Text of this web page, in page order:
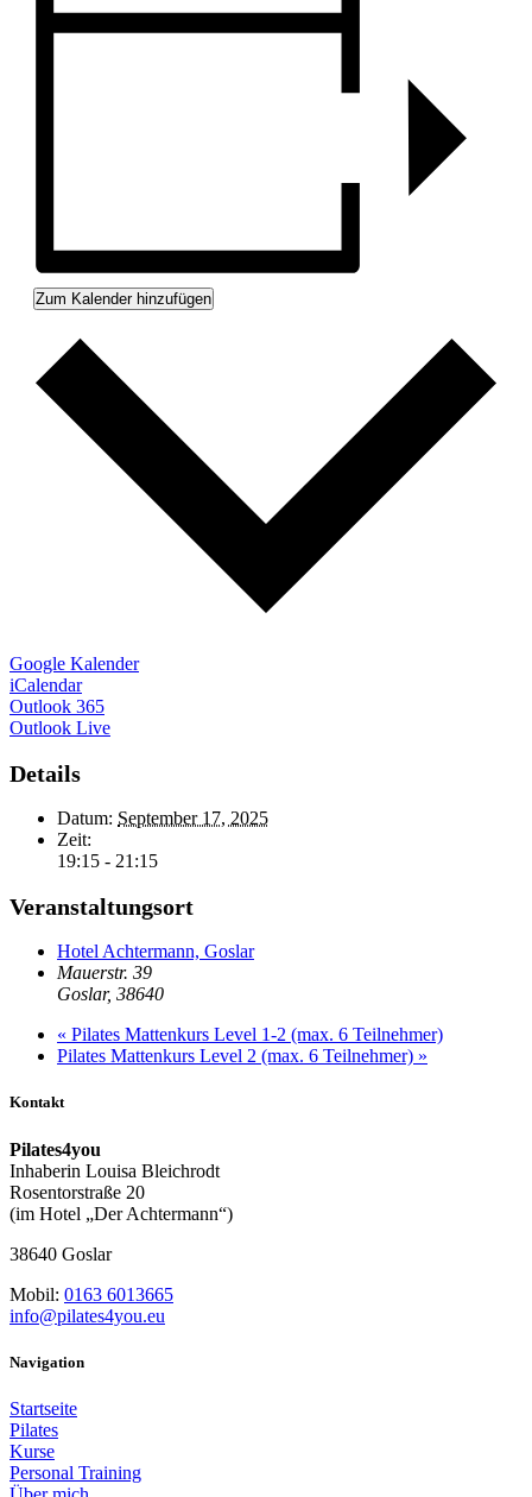
Zum Kalender hinzufügen
Google Kalender
iCalendar
Outlook 365
Outlook Live
Details
Datum: September 17, 2025
Zeit:
19:15 - 21:15
Veranstaltungsort
Hotel Achtermann, Goslar
Mauerstr. 39
Goslar, 38640
« Pilates Mattenkurs Level 1-2 (max. 6 Teilnehmer)
Pilates Mattenkurs Level 2 (max. 6 Teilnehmer) »
Kontakt
Pilates4you
Inhaberin Louisa Bleichrodt
Rosentorstraße 20
(im Hotel „Der Achtermann“)
38640 Goslar
Mobil: 0163 6013665
info@pilates4you.eu
Navigation
Startseite
Pilates
Kurse
Personal Training